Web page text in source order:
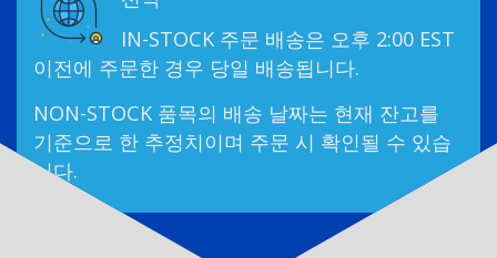
IN-STOCK 주문 배송은 오후 2:00 EST
이전에 주문한 경우 당일 배송됩니다.
NON-STOCK 품목의 배송 날짜는 현재 잔고를
기준으로 한 추정치이며 주문 시 확인될 수 있습
니다.